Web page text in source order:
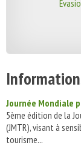
Journée Mondiale
5ème édition de la
(JMTR), visant à
tourisme...